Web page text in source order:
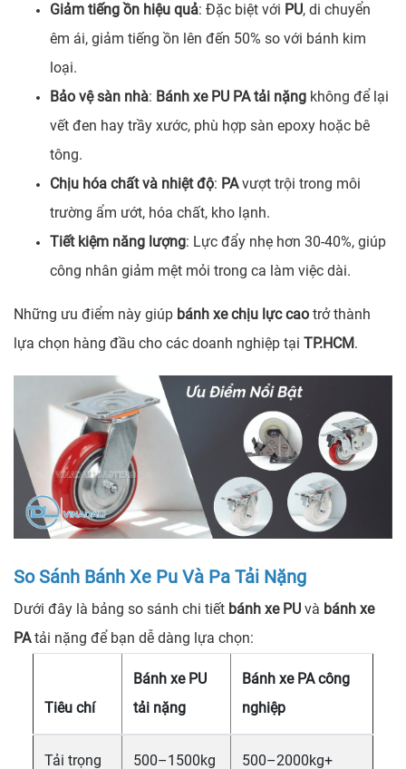
Giảm tiếng ồn hiệu quả: Đặc biệt với PU, di chuyển
êm ái, giảm tiếng ồn lên đến 50% so với bánh kim
loại.
Bảo vệ sàn nhà: Bánh xe PU PA tải nặng không để lại
vết đen hay trầy xước, phù hợp sàn epoxy hoặc bê
tông.
Chịu hóa chất và nhiệt độ: PAvượt trội trong môi
trường ẩm ướt, hóa chất, kho lạnh.
Tiết kiệm năng lượng: Lực đẩy nhẹ hơn 30-40%, giúp
công nhân giảm mệt mỏi trong ca làm việc dài.
Những ưu điểm này giúp bánh xe chịu lực cao trở thành
lựa chọn hàng đầu cho các doanh nghiệp tại TP.HCM.
So Sánh Bánh Xe Pu Và Pa Tải Nặng
Dưới đây là bảng so sánh chi tiết bánh xe PU và bánh xe
PAtải nặng để bạn dễ dàng lựa chọn:
Tiêu chí
Bánh xe PU
tải nặng
Bánh xe PA công
nghiệp
Tải trọng 500–1500kg 500–2000kg+